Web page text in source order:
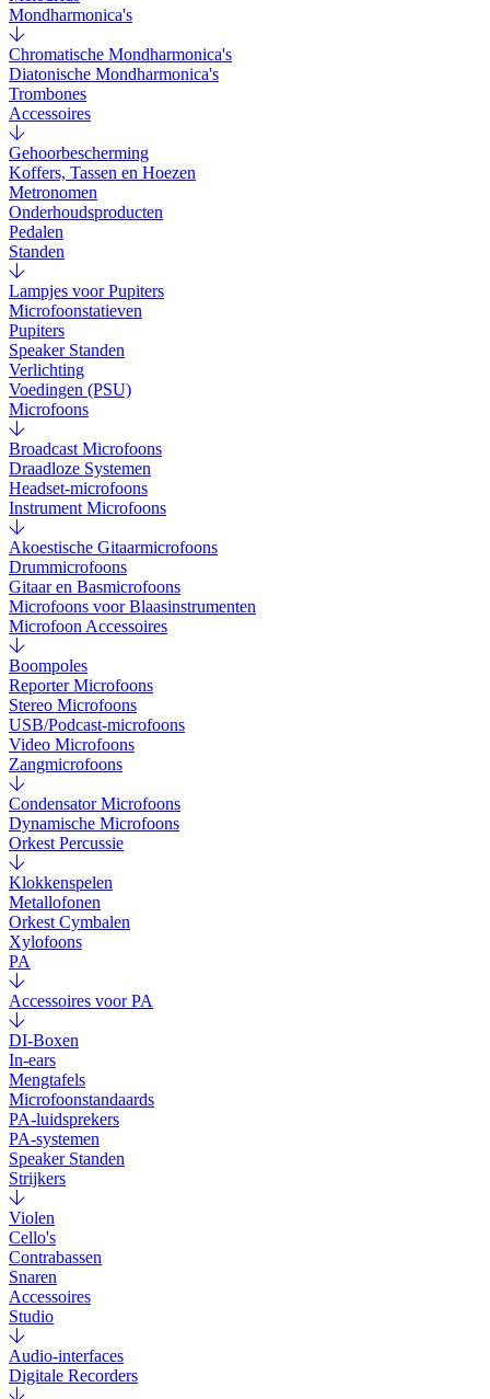
Mondharmonica's
Chromatische Mondharmonica's
Diatonische Mondharmonica's
Trombones
Accessoires
Gehoorbescherming
Koffers, Tassen en Hoezen
Metronomen
Onderhoudsproducten
Pedalen
Standen
Lampjes voor Pupiters
Microfoonstatieven
Pupiters
Speaker Standen
Verlichting
Voedingen (PSU)
Microfoons
Broadcast Microfoons
Draadloze Systemen
Headset-microfoons
Instrument Microfoons
Akoestische Gitaarmicrofoons
Drummicrofoons
Gitaar en Basmicrofoons
Microfoons voor Blaasinstrumenten
Microfoon Accessoires
Boompoles
Reporter Microfoons
Stereo Microfoons
USB/Podcast-microfoons
Video Microfoons
Zangmicrofoons
Condensator Microfoons
Dynamische Microfoons
Orkest Percussie
Klokkenspelen
Metallofonen
Orkest Cymbalen
Xylofoons
PA
Accessoires voor PA
DI-Boxen
In-ears
Mengtafels
Microfoonstandaards
PA-luidsprekers
PA-systemen
Speaker Standen
Strijkers
Violen
Cello's
Contrabassen
Snaren
Accessoires
Studio
Audio-interfaces
Digitale Recorders